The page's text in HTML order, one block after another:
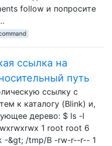
follow и попросите
ссылка на
путь
ссылку с
к каталогу (Blink) и,
дерево: $ ls -l
1 root root 6
-&gt; /tmp/B -rw-r--r-- 1